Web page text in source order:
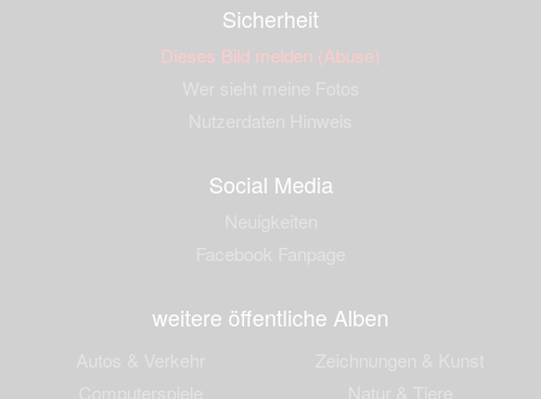
Sicherheit
Dieses Bild melden (Abuse)
Social Media
weitere öffentliche Alben